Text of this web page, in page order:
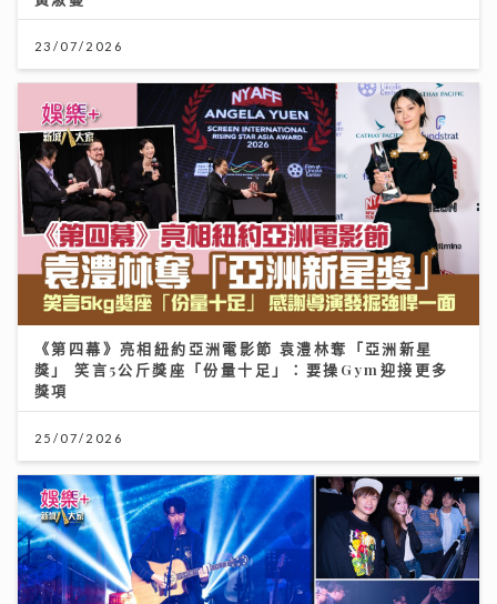
23/07/2026
《第四幕》亮相紐約亞洲電影節 袁澧林奪「亞洲新星
獎」 笑言5公斤獎座「份量十足」：要操Gym迎接更多
獎項
25/07/2026